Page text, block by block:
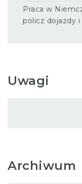
Praca w
policz dojazdy
Uwagi
Archiwum